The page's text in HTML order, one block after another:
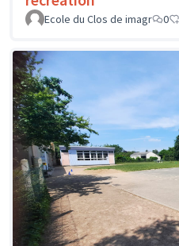
Ecole du Clos de imagr
0